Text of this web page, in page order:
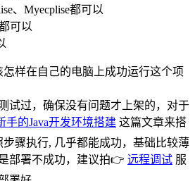
、Myecplise都可以
可以
样在自己的电脑上成功运行这个项
试过，确保没有问题才上架的，对于
手的Java开发环境搭建 这篇文章来搭
骤执行, 几乎都能成功，基础比较薄
部署不成功，建议拍👉 远程调试 服